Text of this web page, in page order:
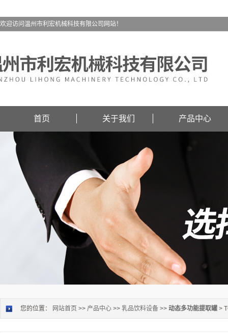
欢迎访问温州市利宏机械科技有限公司网站！
首页 关于我们 产品中心
您的位置： 网站首页 >> 产品中心 >> 乳品饮料设备 >> 动态多功能提取罐 >